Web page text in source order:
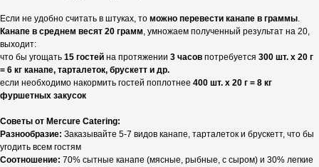
Если не удобно считать в штуках, то можно перевести канапе в граммы.
Канапе в среднем весят 20 грамм, умножаем полученный результат на 20,
выходит:
что бы угощать 15 гостей на протяжении 3 часов потребуется 300 шт. х 20 г
= 6 кг канапе, тарталеток, брускетт и др.
если необходимо накормить гостей поплотнее 400 шт. х 20 г = 8 кг
фуршетных закусок
Советы от Mercure Catering:
Разнообразие: Заказывайте 5-7 видов канапе, тарталеток и брускетт, что бы
угодить всем гостям
Соотношение: 70% сытные канапе (мясные, рыбные, с сыром) и 30% легкие